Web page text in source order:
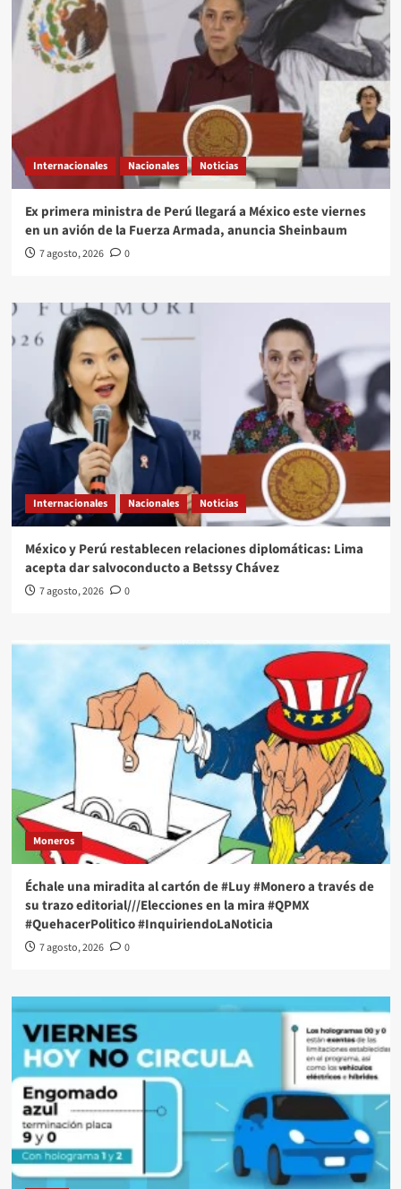
Internacionales Nacionales Noticias
Ex primera ministra de Perú llegará a México este viernes
en un avión de la Fuerza Armada, anuncia Sheinbaum
7 agosto, 2026 0
Internacionales Nacionales Noticias
México y Perú restablecen relaciones diplomáticas: Lima
acepta dar salvoconducto a Betssy Chávez
7 agosto, 2026 0
Moneros
Échale una miradita al cartón de #Luy #Monero a través de
su trazo editorial///Elecciones en la mira #QPMX
#QuehacerPolitico #InquiriendoLaNoticia
7 agosto, 2026 0